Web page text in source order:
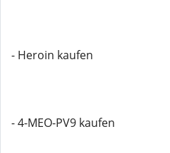
- Heroin kaufen
- 4-MEO-PV9 kaufen